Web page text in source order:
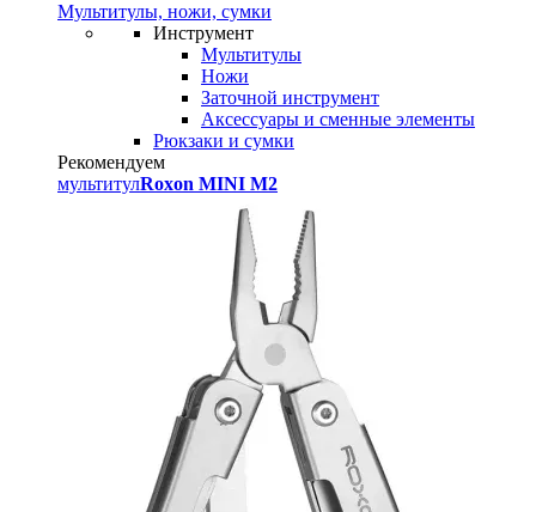
Мультитулы, ножи, сумки
Инструмент
Мультитулы
Ножи
Заточной инструмент
Аксессуары и сменные элементы
Рюкзаки и сумки
Рекомендуем
мультитулRoxon MINI M2